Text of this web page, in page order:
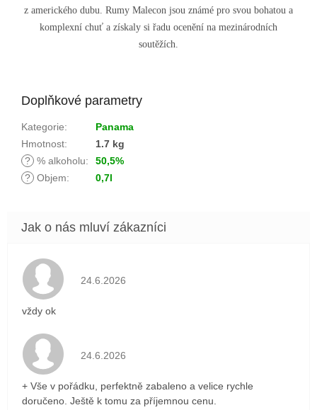
z amerického dubu. Rumy Malecon jsou známé pro svou bohatou a
komplexní chuť a získaly si řadu ocenění na mezinárodních
soutěžích.
Doplňkové parametry
Kategorie:
Panama
Hmotnost:
1.7 kg
? % alkoholu:
50,5%
? Objem: 0,7l
Hodnocení obchodu je 5 z 5 hvězdiček.
24.6.2026
vždy ok
Hodnocení obchodu je 5 z 5 hvězdiček.
24.6.2026
+ Vše v pořádku, perfektně zabaleno a velice rychle
doručeno. Ještě k tomu za příjemnou cenu.